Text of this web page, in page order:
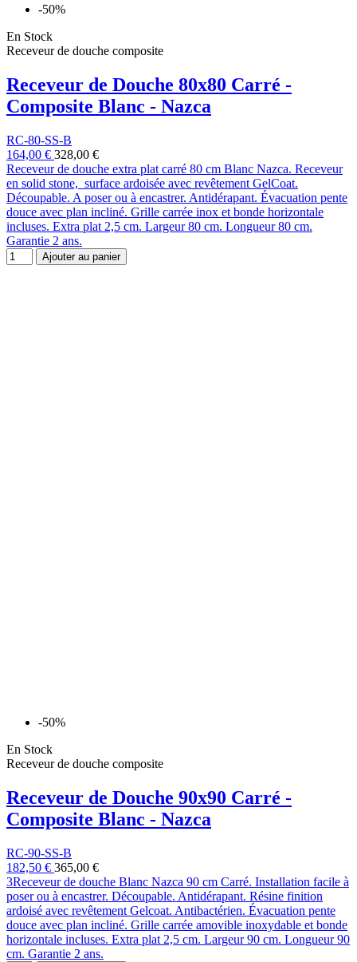
-50%
En Stock
Receveur de douche composite
Receveur de Douche 80x80 Carré -
Composite Blanc - Nazca
RC-80-SS-B
164,00 € 328,00 €
Receveur de douche extra plat carré 80 cm Blanc Nazca. Receveur
en solid stone, surface ardoisée avec revêtement GelCoat.
Découpable. A poser ou à encastrer. Antidérapant. Évacuation pente
douce avec plan incliné. Grille carrée inox et bonde horizontale
incluses. Extra plat 2,5 cm. Largeur 80 cm. Longueur 80 cm.
Garantie 2 ans.
Ajouter au panier
-50%
En Stock
Receveur de douche composite
Receveur de Douche 90x90 Carré -
Composite Blanc - Nazca
RC-90-SS-B
182,50 € 365,00 €
3Receveur de douche Blanc Nazca 90 cm Carré. Installation facile à
poser ou à encastrer. Découpable. Antidérapant. Résine finition
ardoisé avec revêtement Gelcoat. Antibactérien. Évacuation pente
douce avec plan incliné. Grille carrée amovible inoxydable et bonde
horizontale incluses. Extra plat 2,5 cm. Largeur 90 cm. Longueur 90
cm. Garantie 2 ans.